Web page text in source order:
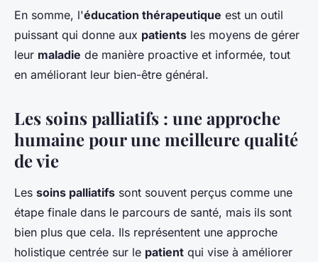
En somme, l'éducation thérapeutique est un outil
puissant qui donne aux patients les moyens de gérer
leur maladie de manière proactive et informée, tout
en améliorant leur bien-être général.
Les soins palliatifs : une approche
humaine pour une meilleure qualité
de vie
Les soins palliatifs sont souvent perçus comme une
étape finale dans le parcours de santé, mais ils sont
bien plus que cela. Ils représentent une approche
holistique centrée sur le patient qui vise à améliorer